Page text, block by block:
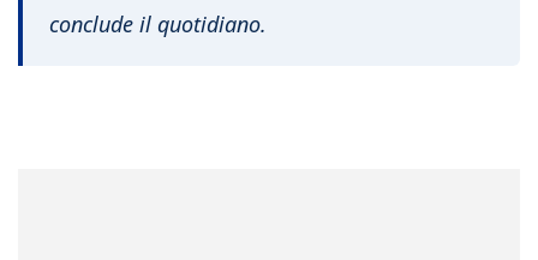
conclude il quotidiano.